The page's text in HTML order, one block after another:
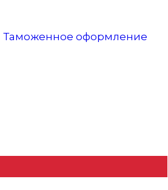
Таможенное оформление